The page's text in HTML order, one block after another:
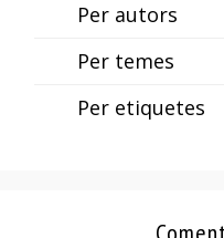
Per autors
Per temes
Per etiquetes